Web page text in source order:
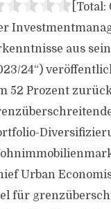
[Total:
aus
24“)
52 Prozent
Urban
für